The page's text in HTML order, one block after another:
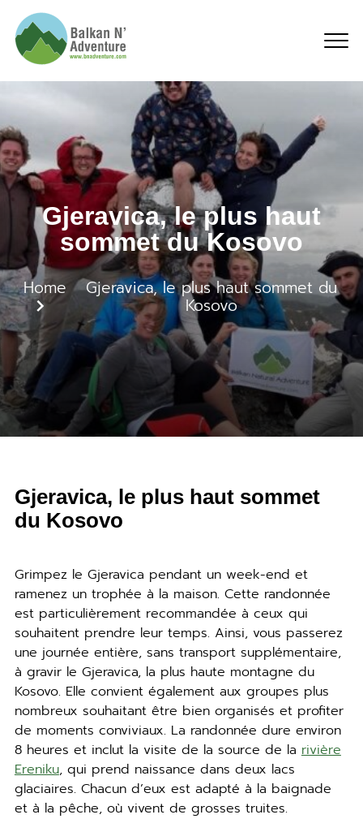
Gjeravica, le plus haut
Gjeravica, le plus haut
sommet du Kosovo
Home Gjeravica, le plus haut sommet du
Kosovo
Gjeravica, le plus haut sommet
du Kosovo
Grimpez le Gjeravica pendant un week-end et
ramenez un trophée à la maison. Cette randonnée
est particulièrement recommandée à ceux qui
souhaitent prendre leur temps. Ainsi, vous passerez
une journée entière, sans transport supplémentaire,
à gravir le Gjeravica, la plus haute montagne du
Kosovo. Elle convient également aux groupes plus
nombreux souhaitant être bien organisés et profiter
de moments conviviaux. La randonnée dure environ
8 heures et inclut la visite de la source de la rivière
Ereniku, qui prend naissance dans deux lacs
glaciaires. Chacun d’eux est adapté à la baignade
et à la pêche, où vivent de grosses truites.